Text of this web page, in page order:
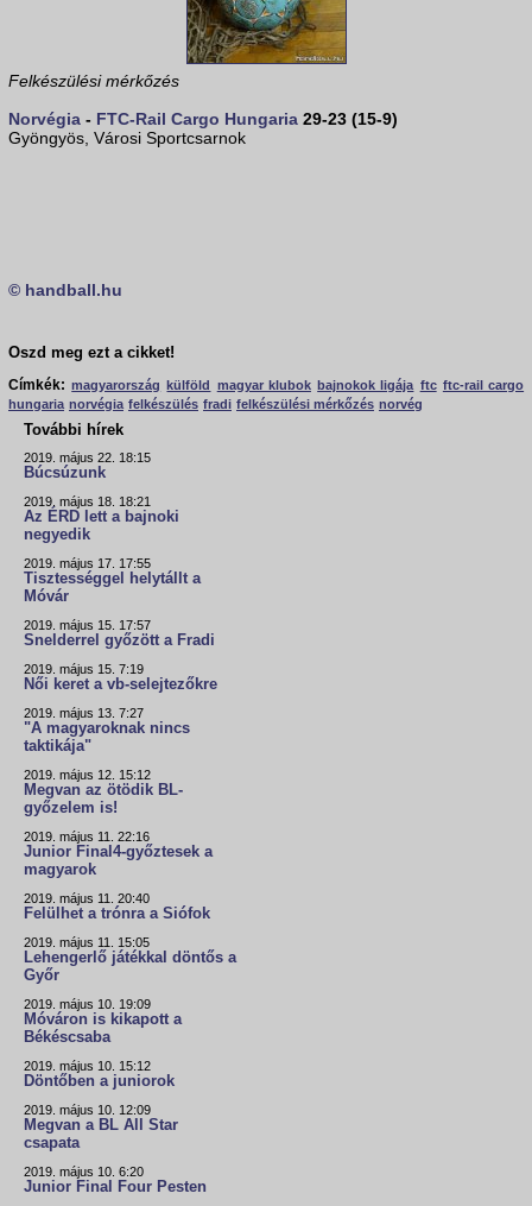
Felkészülési mérkőzés
Norvégia - FTC-Rail Cargo Hungaria 29-23 (15-9)
Gyöngyös, Városi Sportcsarnok
© handball.hu
Oszd meg ezt a cikket!
Címkék: magyarország külföld magyar klubok bajnokok ligája ftc ftc-rail cargo
hungaria norvégia felkészülés fradi felkészülési mérkőzés norvég
További hírek
2019. május 22. 18:15
Búcsúzunk
2019. május 18. 18:21
Az ÉRD lett a bajnoki
negyedik
2019. május 17. 17:55
Tisztességgel helytállt a
Móvár
2019. május 15. 17:57
Snelderrel győzött a Fradi
2019. május 15. 7:19
Női keret a vb-selejtezőkre
2019. május 13. 7:27
"A magyaroknak nincs
taktikája"
2019. május 12. 15:12
Megvan az ötödik BL-
győzelem is!
2019. május 11. 22:16
Junior Final4-győztesek a
magyarok
2019. május 11. 20:40
Felülhet a trónra a Siófok
2019. május 11. 15:05
Lehengerlő játékkal döntős a
Győr
2019. május 10. 19:09
Móváron is kikapott a
Békéscsaba
2019. május 10. 15:12
Döntőben a juniorok
2019. május 10. 12:09
Megvan a BL All Star
csapata
2019. május 10. 6:20
Junior Final Four Pesten